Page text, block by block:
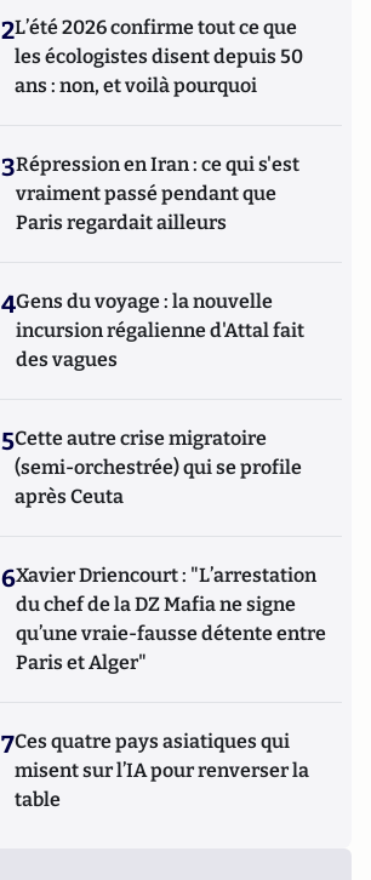
2L’été 2026 confirme tout ce que
les écologistes disent depuis 50
ans : non, et voilà pourquoi
3Répression en Iran : ce qui s'est
vraiment passé pendant que
Paris regardait ailleurs
4Gens du voyage : la nouvelle
incursion régalienne d'Attal fait
des vagues
5Cette autre crise migratoire
(semi-orchestrée) qui se profile
après Ceuta
6Xavier Driencourt : "L’arrestation
du chef de la DZ Mafia ne signe
qu’une vraie-fausse détente entre
Paris et Alger"
7Ces quatre pays asiatiques qui
misent sur l’IA pour renverser la
table